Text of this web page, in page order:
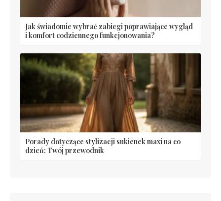
Jak świadomie wybrać zabiegi poprawiające wygląd
i komfort codziennego funkcjonowania?
Porady dotyczące stylizacji sukienek maxi na co
dzień: Twój przewodnik